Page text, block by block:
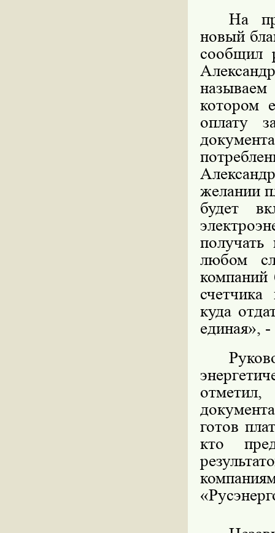
На
новый
сообщил
котором
оплату
желании
будет
любом
компаний
куда
единая»,
готов
кто